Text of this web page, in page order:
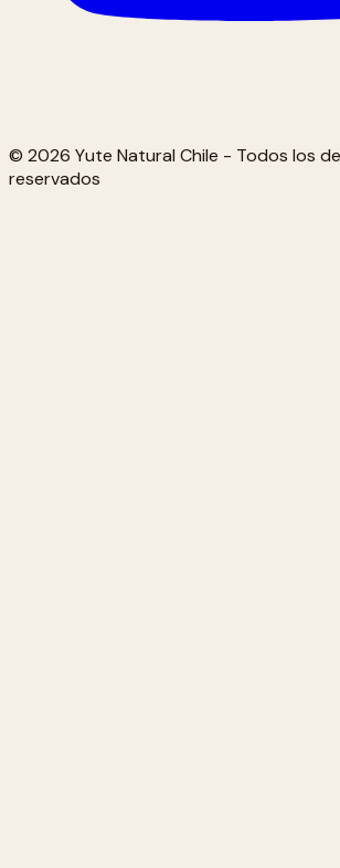
© 2026 Yute Natural Chile - Todos los
reservados